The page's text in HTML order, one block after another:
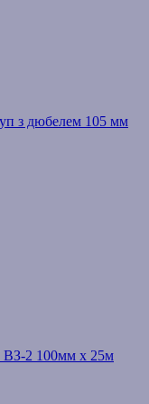
з дюбелем 105 мм
ВЗ-2 100мм х 25м